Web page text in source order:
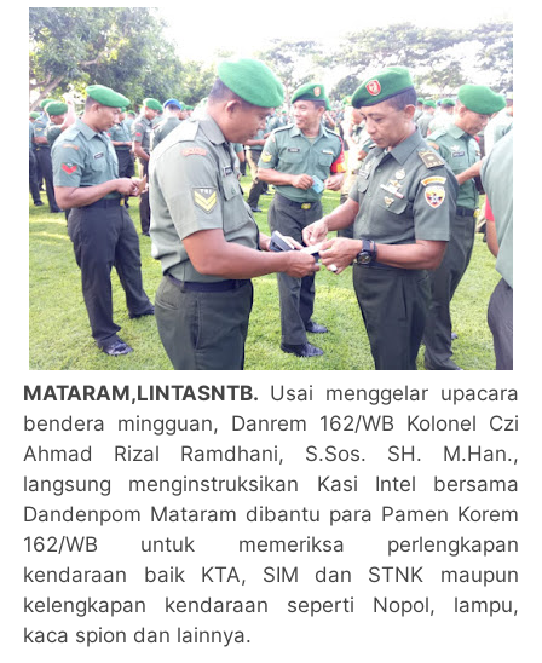
MATARAM,LINTASNTB. Usai menggelar upacara
bendera mingguan, Danrem 162/WB Kolonel Czi
Ahmad Rizal Ramdhani, S.Sos. SH. M.Han.,
langsung menginstruksikan Kasi Intel bersama
Dandenpom Mataram dibantu para Pamen Korem
162/WB untuk memeriksa perlengkapan
kendaraan baik KTA, SIM dan STNK maupun
kelengkapan kendaraan seperti Nopol, lampu,
kaca spion dan lainnya.